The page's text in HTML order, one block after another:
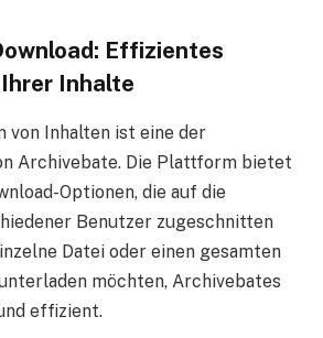
Effizientes
Inhalte
von Inhalten ist eine der
Archivebate. Die Plattform bietet
Optionen, die auf die
Benutzer zugeschnitten
Datei oder einen gesamten
möchten, Archivebates
effizient.